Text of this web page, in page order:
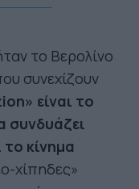
το Βερολίνο
συνεχίζουν
είναι το
συνδυάζει
κίνημα
χίπηδες»